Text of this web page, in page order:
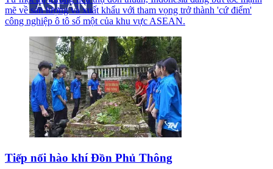
mẽ về sản lượng và xuất khẩu với tham vọng trở thành 'cứ điểm'
công nghiệp ô tô số một của khu vực ASEAN.
Tiếp nối hào khí Đồn Phủ Thông